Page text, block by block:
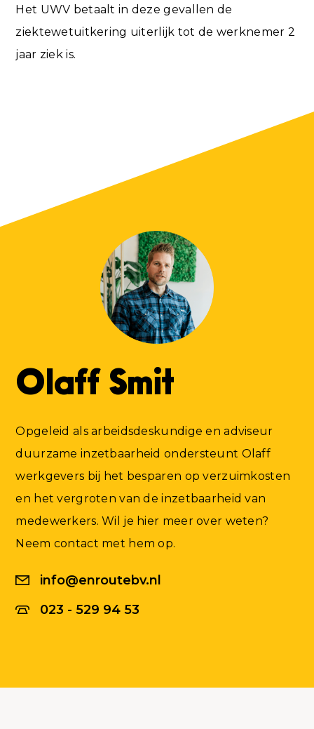
Het UWV betaalt in deze gevallen de
ziektewetuitkering uiterlijk tot de werknemer 2
jaar ziek is.
Olaff Smit
Opgeleid als arbeidsdeskundige en adviseur
duurzame inzetbaarheid ondersteunt Olaff
werkgevers bij het besparen op verzuimkosten
en het vergroten van de inzetbaarheid van
medewerkers. Wil je hier meer over weten?
Neem contact met hem op.
info@enroutebv.nl
023 - 529 94 53